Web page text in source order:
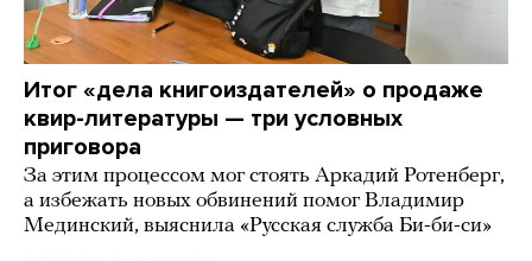
Итог «дела книгоиздателей» о продаже
квир-литературы — три условных
приговора
За этим процессом мог стоять Аркадий Ротенберг,
а избежать новых обвинений помог Владимир
Мединский, выяснила «Русская служба Би-би-си»